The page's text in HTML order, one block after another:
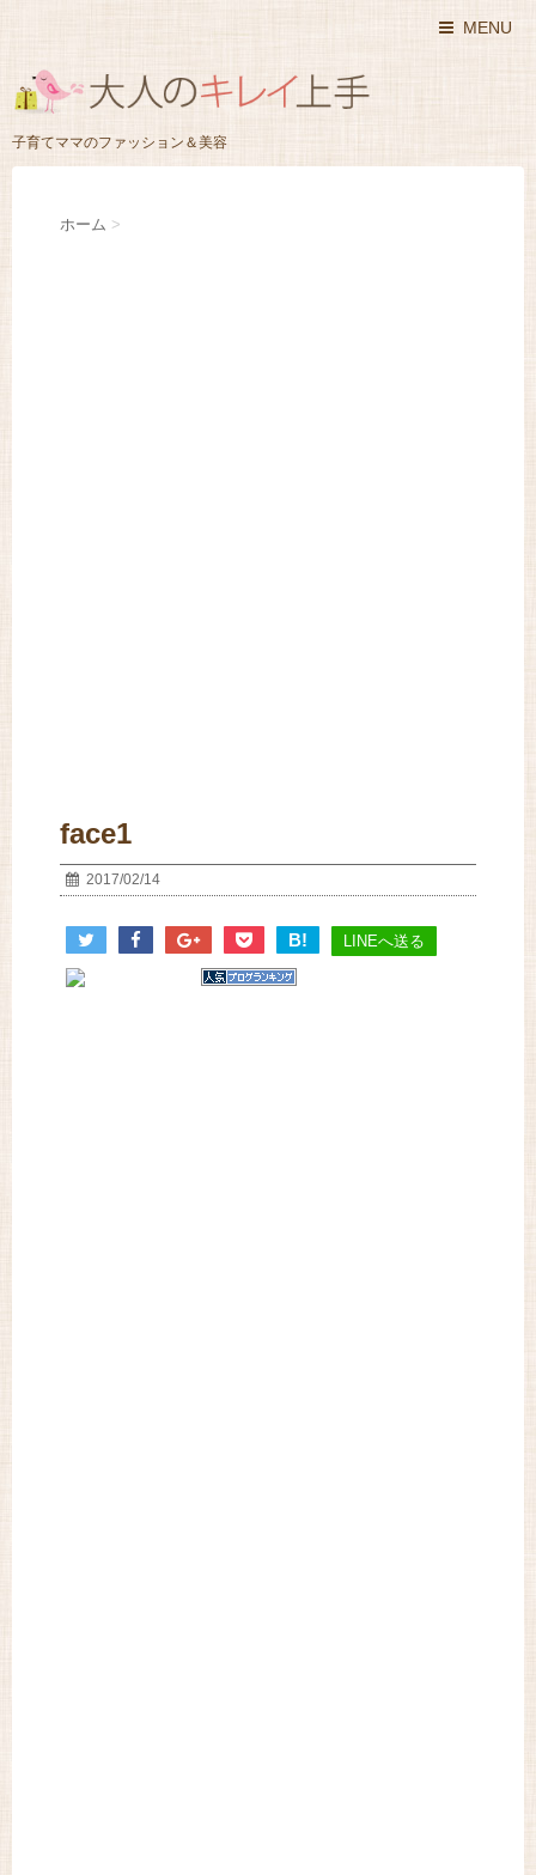
MENU
子育てママのファッション＆美容
ホーム >
face1
2017/02/14
B! LINEへ送る